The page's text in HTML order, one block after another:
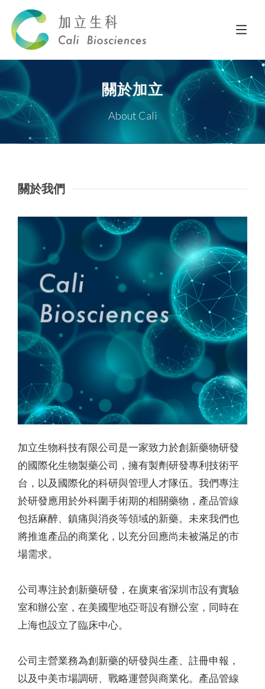
關於加立
About Cali
關於我們
加立生物科技有限公司是一家致力於創新藥物研發
的國際化生物製藥公司，擁有製劑研發專利技術平
台，以及國際化的科研與管理人才隊伍。我們專注
於研發應用於外科圍手術期的相關藥物，產品管線
包括麻醉、鎮痛與消炎等領域的新藥。未來我們也
將推進產品的商業化，以充分回應尚未被滿足的市
場需求。
公司專注於創新藥研發，在廣東省深圳市設有實驗
室和辦公室，在美國聖地亞哥設有辦公室，同時在
上海也設立了臨床中心。
公司主營業務為創新藥的研發與生產、註冊申報，
以及中美市場調研、戰略運營與商業化。產品管線